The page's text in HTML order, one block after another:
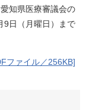
知県医療審議会の
9日（月曜日）まで
ファイル／256KB]